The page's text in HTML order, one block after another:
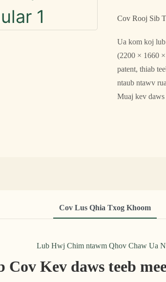
Cov Rooj Sib
Ua kom koj
(2200 × 1660
patent, thiab
ntaub ntawv
Muaj kev
Cov Lus Qhia Txog Khoom
Lub Hwj Chim ntawm Qhov Chaw Ua
Cov Kev daws teeb